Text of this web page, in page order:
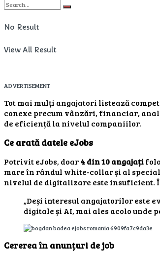
No Result
View All Result
ADVERTISEMENT
Tot mai mulți angajatori listează
conexe precum vânzări, financiar,
de eficiență la nivelul companiilor.
Ce arată datele eJobs
Potrivit eJobs, doar4 din 10 angajați
mare în rândul white-collar și al
nivelul de digitalizare este insuficient.
„Deși interesul angajatorilor este
digitale și AI, mai ales acolo unde
Cererea în anunțuri de job